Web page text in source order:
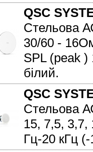
QSC
Стельова
30/60 -
SPL (peak )
білий.
QSC
Стельова
15, 7,5, 3,7,
Гц-20 кГц